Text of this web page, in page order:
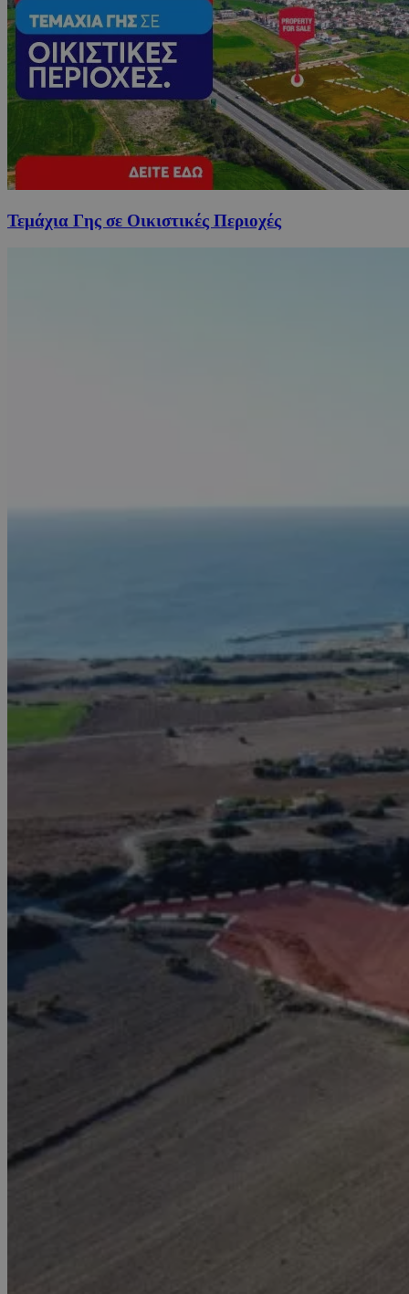
Τεμάχια Γης σε Οικιστικές Περιοχές